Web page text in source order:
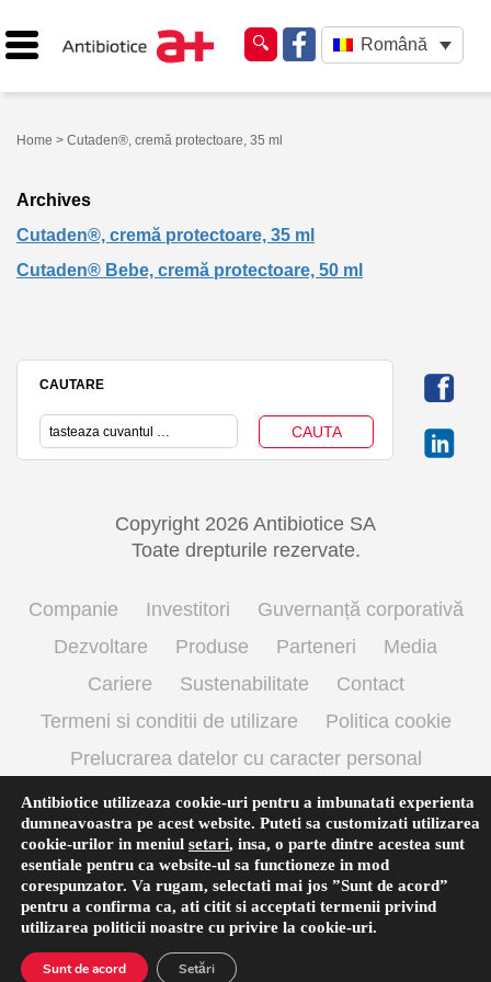
Română
Home > Cutaden®, cremă protectoare, 35 ml
Archives
Cutaden®, cremă protectoare, 35 ml
Cutaden® Bebe, cremă protectoare, 50 ml
CAUTARE
Copyright 2026 Antibiotice SA
Toate drepturile rezervate.
Companie Investitori
Guvernanță corporativă
Dezvoltare
Produse Parteneri
Media
Cariere
Sustenabilitate
Contact
Termeni si conditii de utilizare
Politica cookie
Prelucrarea datelor cu caracter personal
Antibiotice utilizeaza cookie-uri pentru a imbunatati experienta
dumneavoastra pe acest website. Puteti sa customizati utilizarea
cookie-urilor in meniul setari, insa, o parte dintre acestea sunt
esentiale pentru ca website-ul sa functioneze in mod
corespunzator. Va rugam, selectati mai jos ”Sunt de acord”
pentru a confirma ca, ati citit si acceptati termenii privind
utilizarea politicii noastre cu privire la cookie-uri.
Sunt de acord Setări
Română